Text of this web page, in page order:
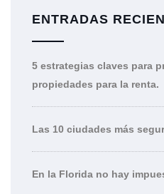
ENTRADAS
5 estrategias claves para
propiedades para la renta.
Las 10 ciudades más
En la Florida no hay